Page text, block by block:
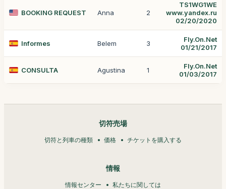
BOOKING REQUEST Anna 2
TS1WG1WE
www.yandex.ru
02/20/2020
Informes Belem 3
Fly.On.Net
01/21/2017
CONSULTA Agustina 1
Fly.On.Net
01/03/2017
切符売場
切符と列車の種類 価格 チケットを購入する
情報
情報センター 私たちに関しては